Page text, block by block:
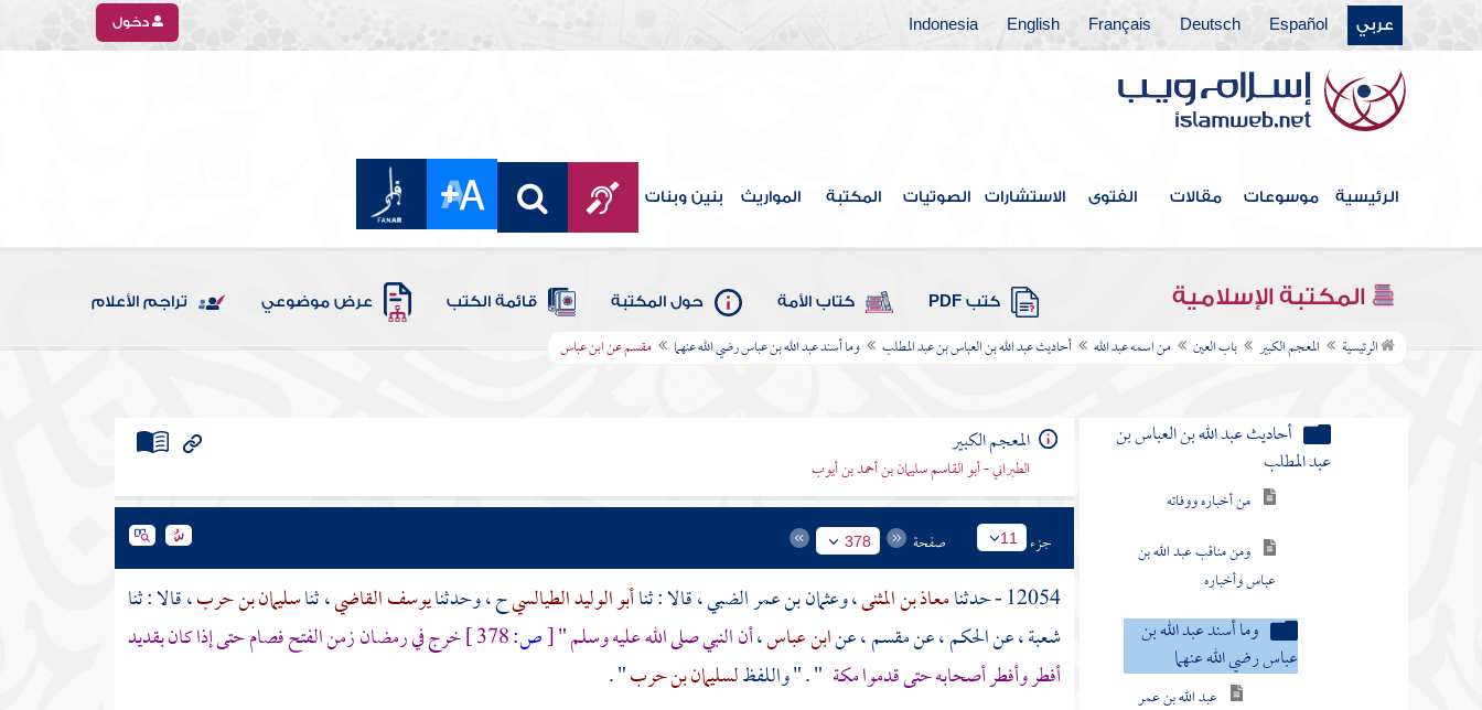
عربي Español
Deutsch
Français
English
Indonesia دخول
الرئيسية موسوعات مقالات الفتوى الاستشارات الصوتيات المكتبة المواريث بنين وبنات
المكتبة الإسلامية كتب PDF كتاب الأمة حول المكتبة قائمة الكتب عرض موضوعي تراجم الأعلام
الرئيسية المعجم الكبير باب العين من اسمه عبد الله أحاديث عبد الله بن العباس بن عبد المطلب وما أسند عبد الله بن عباس رضي الله عنهما مقسم عن ابن عباس
باب الضاد
باب الطاء
باب العين
من اسمه عمر
من اسمه عثمان
من اسمه عبد الله
أحاديث عبد الله بن العباس بن
عبد المطلب
من أخباره ووفاته
ومن مناقب عبد الله بن
عباس وأخباره
وما أسند عبد الله بن
عباس رضي الله عنهما
عبد الله بن عمر
المعجم الكبير
الطبراني - أبو القاسم سليمان بن أحمد بن أيوب
جزء 11 صفحة 378
12054 - حدثنا معاذ بن المثنى،وعثمان بن عمر الضبي، قالا : ثناأبو الوليد الطيالسيح ، وحدثنايوسف القاضي، ثناسليمان بن حرب، قالا : ثنا
شعبة، عنالحكم، عنمقسم، عنابن عباس،أن النبي صلى الله عليه وسلم "[ص:
خرج في رمضان زمن الفتح فصام حتى إذا كان بقديد
أفطر وأفطر أصحابه حتى قدموامكة " . " واللفظلسليمان بن حرب" .